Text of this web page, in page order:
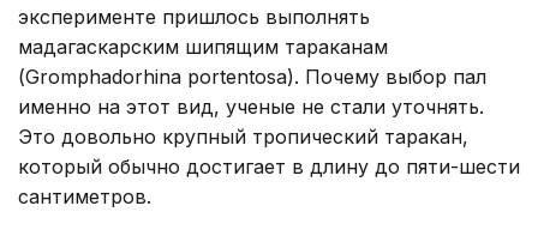
эксперименте пришлось выполнять
мадагаскарским шипящим тараканам
(Gromphadorhina portentosa). Почему выбор пал
именно на этот вид, ученые не стали уточнять.
Это довольно крупный тропический таракан,
который обычно достигает в длину до пяти-шести
сантиметров.